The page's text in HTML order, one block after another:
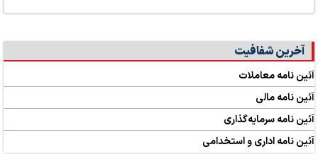
آخرین شفافیت
آئین نامه معاملات
آئین نامه مالی
آئین نامه سرمایه‌گذاری
آئین نامه اداری و استخدامی